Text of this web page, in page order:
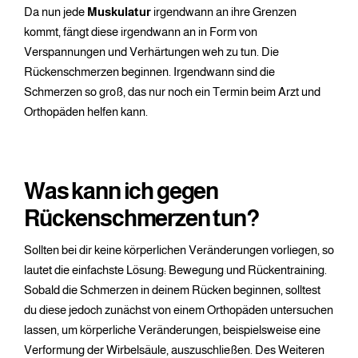
Da nun jede Muskulaturirgendwann an ihre Grenzen
kommt, fängt diese irgendwann an in Form von
Verspannungen und Verhärtungen weh zu tun. Die
Rückenschmerzen beginnen. Irgendwann sind die
Schmerzen so groß, das nur noch ein Termin beim Arzt und
Orthopäden helfen kann.
Was kann ich gegen
Rückenschmerzen tun?
Sollten bei dir keine körperlichen Veränderungen vorliegen, so
lautet die einfachste Lösung: Bewegung und Rückentraining.
Sobald die Schmerzen in deinem Rücken beginnen, solltest
du diese jedoch zunächst von einem Orthopäden untersuchen
lassen, um körperliche Veränderungen, beispielsweise eine
Verformung der Wirbelsäule, auszuschließen. Des Weiteren